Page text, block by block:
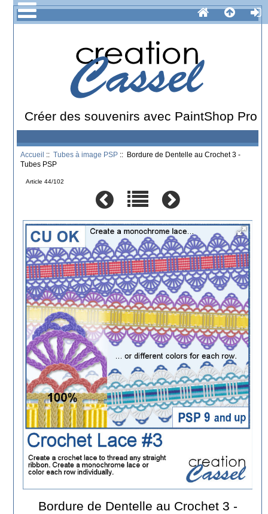
Créer des souvenirs avec PaintShop Pro
Accueil ::Tubes à image PSP :: Bordure de Dentelle au Crochet 3 -
Tubes PSP
Article 44/102
Bordure de Dentelle au Crochet 3 -